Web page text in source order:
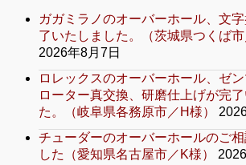
ガガミラノのオーバーホール、文
了いたしました。（茨城県つくば市
2026年8月7日
ロレックスのオーバーホール、ゼン
ローター真交換、研磨仕上げが完
た。（岐阜県各務原市／H様）
チューダーのオーバーホールのご相
した（愛知県名古屋市／K様）